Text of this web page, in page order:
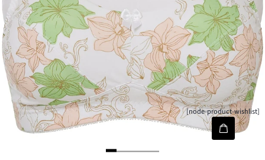
[node-product-wishlist]